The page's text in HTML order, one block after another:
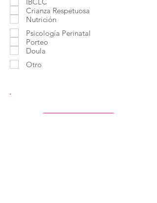
Crianza Respetuosa
Nutrición
Psicología Perinatal
Porteo
Doula
Otro